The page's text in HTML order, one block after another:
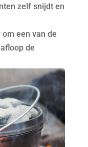
zelf snijdt en
om een van de
de